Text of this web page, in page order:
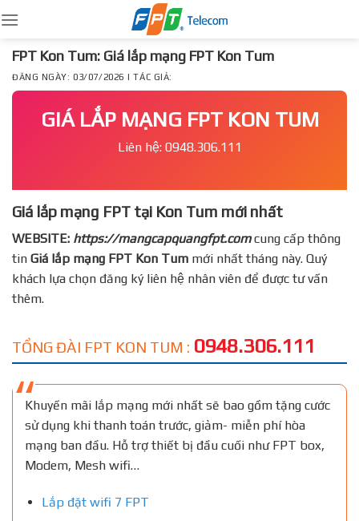
to
content
FPT Kon Tum: Giá lắp mạng FPT Kon Tum
ĐĂNG NGÀY: 03/07/2026 | TÁC GIẢ:
GIÁ LẮP MẠNG FPT KON TUM
Liên hệ: 0948.306.111
Giá lắp mạng FPT tại Kon Tum mới nhất
WEBSITE: https://mangcapquangfpt.comcung cấp thông
tin Giá lắp mạng FPT Kon Tum mới nhất tháng này. Quý
khách lựa chọn đăng ký liên hệ nhân viên để được tư vấn
thêm.
TỔNG ĐÀI FPT KON TUM : 0948.306.111
Khuyến mãi lắp mạng mới nhất sẽ bao gồm tặng cước
sử dụng khi thanh toán trước, giảm- miễn phí hòa
mạng ban đầu. Hỗ trợ thiết bị đầu cuối như FPT box,
Modem, Mesh wifi…
Lắp đặt wifi 7 FPT